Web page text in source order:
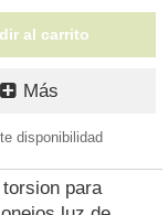
al carrito
Más
disponibilidad
para